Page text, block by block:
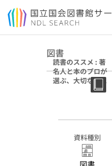
本文へ移動
図書
読書のススメ : 著
名人と本のプロが
選ぶ、大切な人に
贈りたい148冊。
資料種別